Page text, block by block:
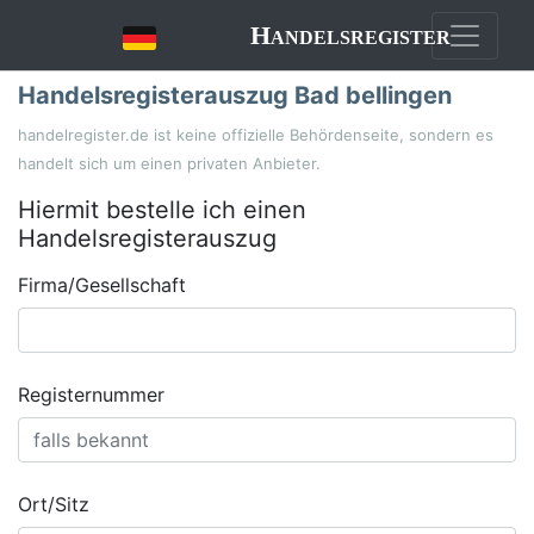
Handelsregister
Handelsregisterauszug Bad bellingen
handelregister.de ist keine offizielle Behördenseite, sondern es
handelt sich um einen privaten Anbieter.
Hiermit bestelle ich einen
Handelsregisterauszug
Firma/Gesellschaft
Registernummer
Ort/Sitz